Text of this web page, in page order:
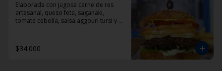
Elaborada con jugosa carne de res
artesanal, queso feta, saganaki,
tomate cebolla, salsa aggouri tursi y
$34.000